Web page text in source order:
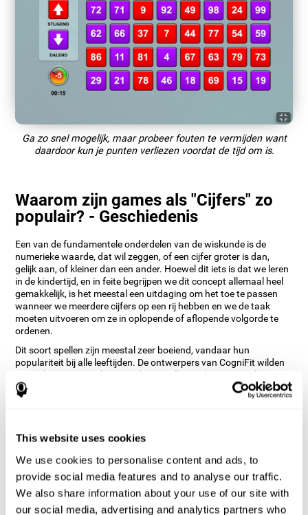
This website uses cookies
We use cookies to personalise content and ads, to
provide social media features and to analyse our traffic.
We also share information about your use of our site with
our social media, advertising and analytics partners who
Ga zo snel mogelijk, maar probeer fouten te vermijden want
daardoor kun je punten verliezen voordat de tijd om is.
Waarom zijn games als "Cijfers" zo
populair? - Geschiedenis
Een van de fundamentele onderdelen van de wiskunde is de
numerieke waarde, dat wil zeggen, of een cijfer groter is dan,
gelijk aan, of kleiner dan een ander. Hoewel dit iets is dat we leren
in de kindertijd, en in feite begrijpen we dit concept allemaal heel
gemakkelijk, is het meestal een uitdaging om het toe te passen
wanneer we meerdere cijfers op een rij hebben en we de taak
moeten uitvoeren om ze in oplopende of aflopende volgorde te
ordenen.
Dit soort spellen zijn meestal zeer boeiend, vandaar hun
populariteit bij alle leeftijden. De ontwerpers van CogniFit wilden
een online versie maken waarbij niet alleen rekening wordt
gehouden met verschillende moeilijkheidsgraden, maar ook met
een eenvoudig en gebruiksvriendelijk ontwerp.
hersenspel mijn cognitieve
vaardigheden?
Het spelen van games zoals CogniFit's Cijfers stimuleert een
specifiek neuraal activeringspatroon. Consequent herhalen en
trainen van dit patroon kan helpen bij het creëren van nieuwe